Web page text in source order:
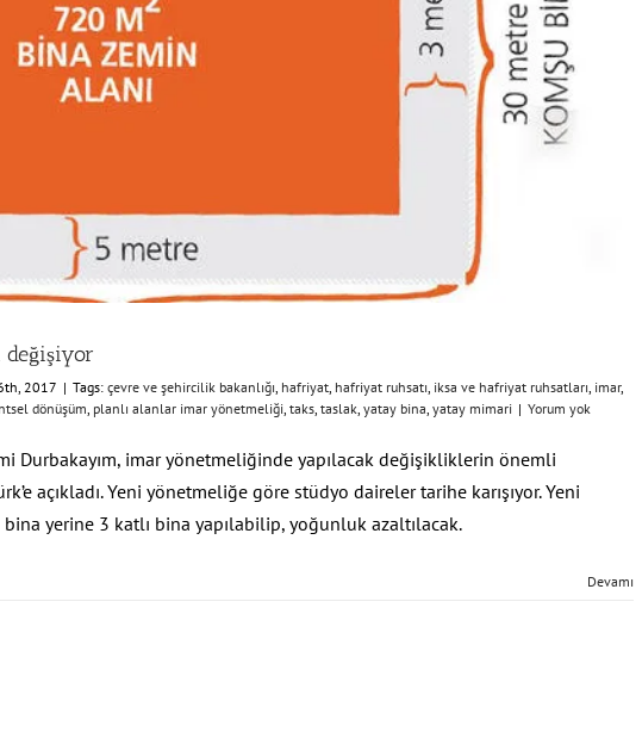
2017 | Tags: çevre ve şehircilik bakanlığı hafriyat hafriyat ruhsatı iksa ve hafriyat ruhsatları imar,
dönüşüm planlı alanlar imar yönetmeliği taks taslak yatay bina yatay mimari | Yorum yok
Durbakayım, imar yönetmeliğinde yapılacak değişikliklerin önemli
açıkladı. Yeni yönetmeliğe göre stüdyo daireler tarihe karışıyor. Yeni
yerine 3 katlı bina yapılabilip, yoğunluk azaltılacak.
Devamı